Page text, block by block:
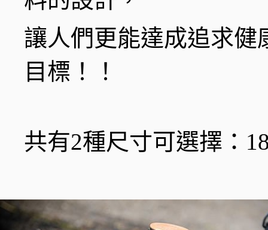
讓人們更能達成追求健
目標！！
共有2種尺寸可選擇：